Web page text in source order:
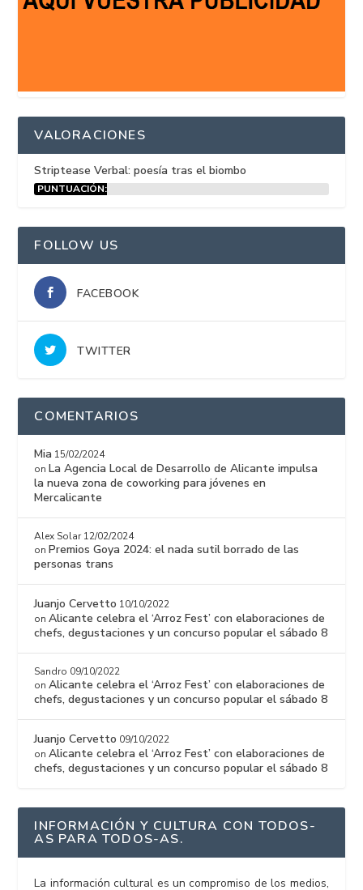
VALORACIONES
Striptease Verbal: poesía tras el biombo
PUNTUACIÓN:
FOLLOW US
FACEBOOK
TWITTER
COMENTARIOS
Mia 15/02/2024
on La Agencia Local de Desarrollo de Alicante impulsa
la nueva zona de coworking para jóvenes en
Mercalicante
Alex Solar 12/02/2024
on Premios Goya 2024: el nada sutil borrado de las
personas trans
Juanjo Cervetto 10/10/2022
onAlicante celebra el ‘Arroz Fest’ con elaboraciones de
chefs, degustaciones y un concurso popular el sábado 8
Sandro 09/10/2022
onAlicante celebra el ‘Arroz Fest’ con elaboraciones de
chefs, degustaciones y un concurso popular el sábado 8
Juanjo Cervetto 09/10/2022
onAlicante celebra el ‘Arroz Fest’ con elaboraciones de
chefs, degustaciones y un concurso popular el sábado 8
INFORMACIÓN Y CULTURA CON TODOS-
AS PARA TODOS-AS.
La información cultural es un compromiso de los medios,